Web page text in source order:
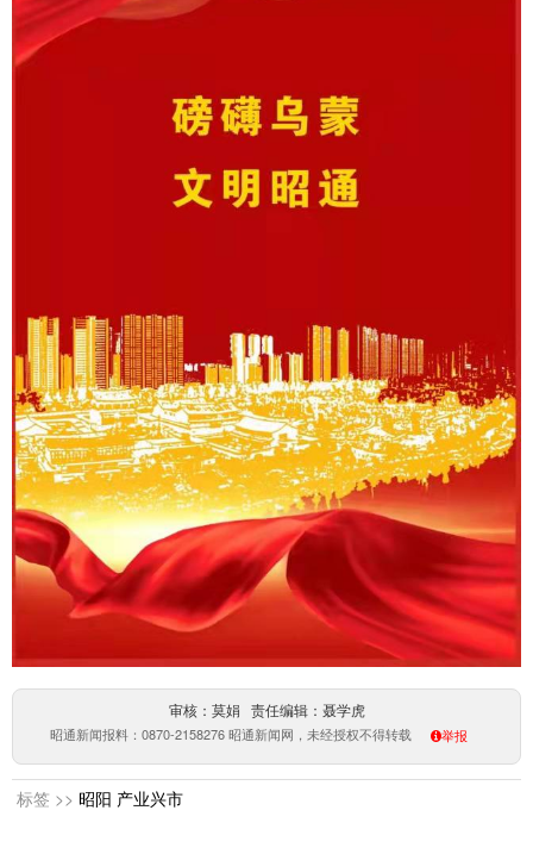
审核：莫娟 责任编辑：聂学虎
昭通新闻报料：0870-2158276 昭通新闻网，未经授权不得转载 举报
标签 >> 昭阳 产业兴市